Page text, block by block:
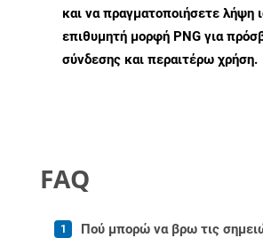
και να πραγματοποιήσετε λήψη
επιθυμητή μορφή PNG για
σύνδεσης και περαιτέρω χρήση.
FAQ
Πού μπορώ να βρω τις